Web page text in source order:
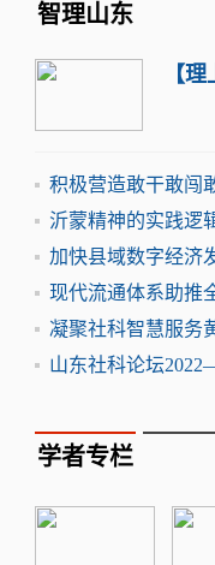
智理山东
【
积极营造敢干敢闯
沂蒙精神的实践逻
加快县域数字经济
现代流通体系助推
凝聚社科智慧服务
山东社科论坛
学者专栏